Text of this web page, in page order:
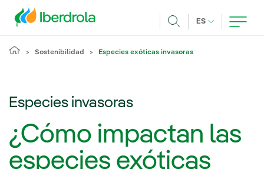
ES IDIOMA
Sostenibilidad Especies exóticas invasoras
Especies invasoras
¿Cómo impactan las
especies exóticas